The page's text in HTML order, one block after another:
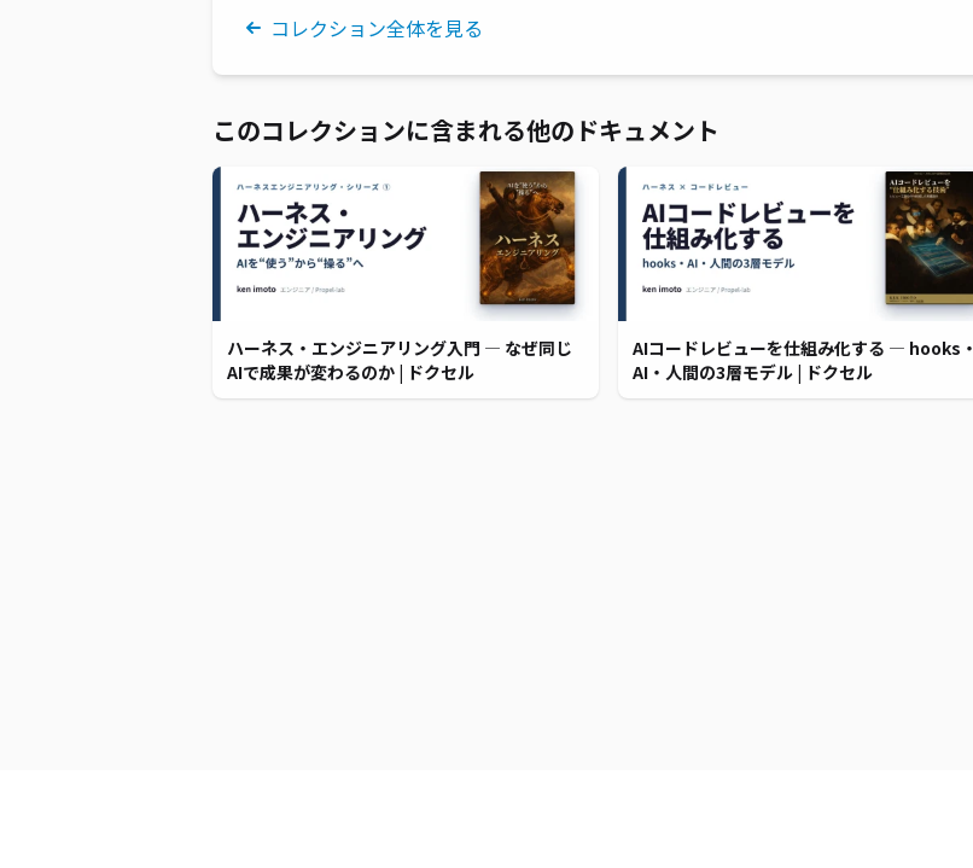
コレクション全体を見る
このコレクションに含まれる他のドキュメント
ハーネス・エンジニアリング入門 ― なぜ同じ
AIで成果が変わるのか | ドクセル
AIコードレビューを仕組み化する ― hooks・
AI・人間の3層モデル | ドクセル